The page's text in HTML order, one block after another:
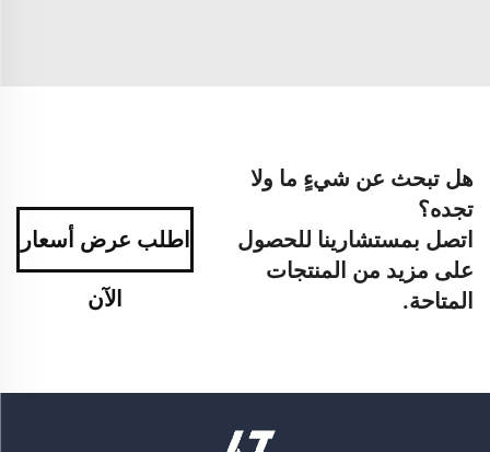
هل تبحث عن شيءٍ ما ولا
تجده؟
اتصل بمستشارينا للحصول
على مزيد من المنتجات
المتاحة.
اطلب عرض أسعار
الآن